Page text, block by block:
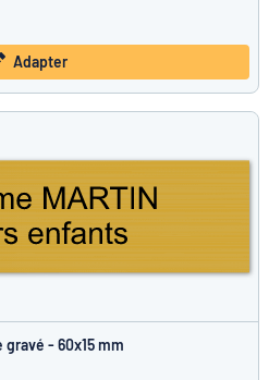
Adapter
- 60x15 mm